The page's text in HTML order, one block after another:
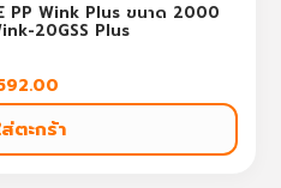
PP Wink Plus ขนาด 2000
20GSS Plus
ตะกร้า